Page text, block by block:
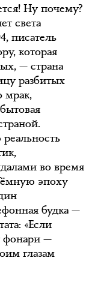
Ну почему?
света
писатель
которая
— страна
разбитых
мрак,
во время
эпоху
будка —
«Если
фонари —
глазам